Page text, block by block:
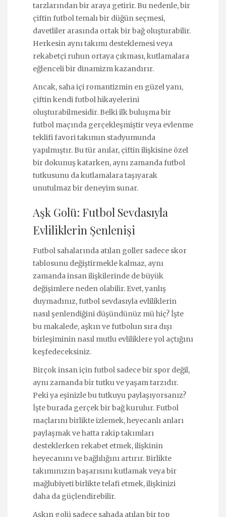
tarzlarından bir araya getirir. Bu nedenle, bir
çiftin futbol temalı bir düğün seçmesi,
davetliler arasında ortak bir bağ oluşturabilir.
Herkesin aynı takımı desteklemesi veya
rekabetçi ruhun ortaya çıkması, kutlamalara
eğlenceli bir dinamizm kazandırır.
Ancak, saha içi romantizmin en güzel yanı,
çiftin kendi futbol hikayelerini
oluşturabilmesidir. Belki ilk buluşma bir
futbol maçında gerçekleşmiştir veya evlenme
teklifi favori takımın stadyumunda
yapılmıştır. Bu tür anılar, çiftin ilişkisine özel
bir dokunuş katarken, aynı zamanda futbol
tutkusunu da kutlamalara taşıyarak
unutulmaz bir deneyim sunar.
Aşk Golü: Futbol Sevdasıyla
Evliliklerin Şenlenişi
Futbol sahalarında atılan goller sadece skor
tablosunu değiştirmekle kalmaz, aynı
zamanda insan ilişkilerinde de büyük
değişimlere neden olabilir. Evet, yanlış
duymadınız, futbol sevdasıyla evliliklerin
nasıl şenlendiğini düşündünüz mü hiç? İşte
bu makalede, aşkın ve futbolun sıra dışı
birleşiminin nasıl mutlu evliliklere yol açtığını
keşfedeceksiniz.
Birçok insan için futbol sadece bir spor değil,
aynı zamanda bir tutku ve yaşam tarzıdır.
Peki ya eşinizle bu tutkuyu paylaşıyorsanız?
İşte burada gerçek bir bağ kurulur. Futbol
maçlarını birlikte izlemek, heyecanlı anları
paylaşmak ve hatta rakip takımları
desteklerken rekabet etmek, ilişkinin
heyecanını ve bağlılığını artırır. Birlikte
takımınızın başarısını kutlamak veya bir
mağlubiyeti birlikte telafi etmek, ilişkinizi
daha da güçlendirebilir.
Aşkın golü sadece sahada atılan bir top